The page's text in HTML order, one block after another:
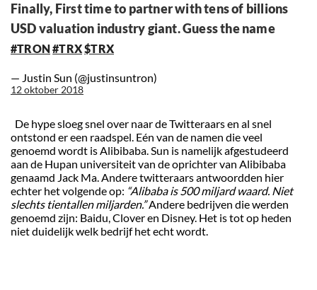
Finally, First time to partner with tens of billions
USD valuation industry giant. Guess the name
#TRON#TRX$TRX
— Justin Sun (@justinsuntron)
12 oktober 2018
De hype sloeg snel over naar de Twitteraars en al snel
ontstond er een raadspel. Eén van de namen die veel
genoemd wordt is Alibibaba. Sun is namelijk afgestudeerd
aan de Hupan universiteit van de oprichter van Alibibaba
genaamd Jack Ma. Andere twitteraars antwoordden hier
echter het volgende op: “Alibaba is 500 miljard waard. Niet
slechts tientallen miljarden.”Andere bedrijven die werden
genoemd zijn: Baidu, Clover en Disney. Het is tot op heden
niet duidelijk welk bedrijf het echt wordt.